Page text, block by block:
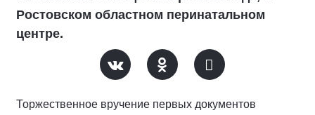
Ростовском областном перинатальном
центре.
Торжественное вручение первых документов